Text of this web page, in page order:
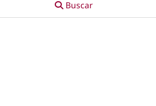
Buscar